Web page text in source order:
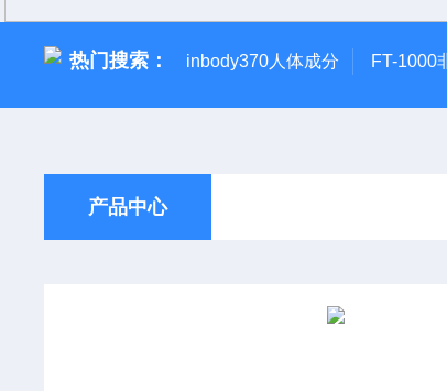
热门搜索： inbody370人体成分 FT-1000
产品中心